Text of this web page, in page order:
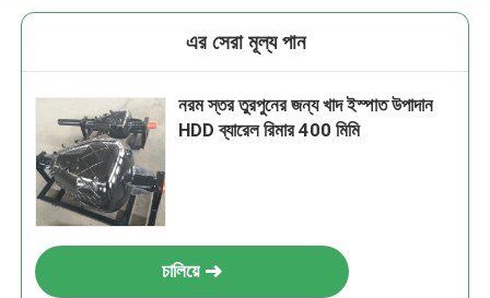
এর সেরা মূল্য পান
নরম স্তর তুরপুনের জন্য খাদ ইস্পাত উপাদান
HDD ব্যারেল রিমার 400 মিমি
চালিয়ে